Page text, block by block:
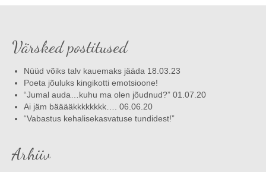
Värsked postitused
Nüüd võiks talv kauemaks jääda 18.03.23
Poeta jõuluks kingikotti emotsioone!
“Jumal auda…kuhu ma olen jõudnud?” 01.07.20
Ai jäm bääääkkkkkkkk…. 06.06.20
“Vabastus kehalisekasvatuse tundidest!”
Arhiiv